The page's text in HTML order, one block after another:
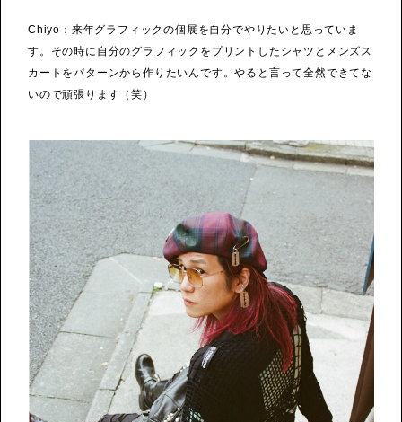
Chiyo：来年グラフィックの個展を自分でやりたいと思っていま
す。その時に自分のグラフィックをプリントしたシャツとメンズス
カートをパターンから作りたいんです。やると言って全然できてな
いので頑張ります（笑）